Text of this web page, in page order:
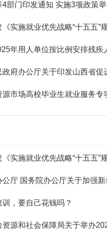
4部门印发通知 实施3项政策
实施就业优先战略“十五五”规
年用人单位按比例安排残疾
政府办公厅关于印发山西省
源市场高校毕业生就业服务专
实施就业优先战略“十五五”规
公厅 国务院办公厅关于加强
训，要自己花钱吗？
源和社会保障局关于举办